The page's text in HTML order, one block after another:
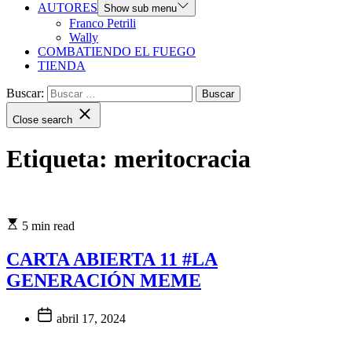
AUTORES Show sub menu
Franco Petrili
Wally
COMBATIENDO EL FUEGO
TIENDA
Buscar:
Close search
Etiqueta: meritocracia
5 min read
CARTA ABIERTA 11 #LA
GENERACIÓN MEME
abril 17, 2024